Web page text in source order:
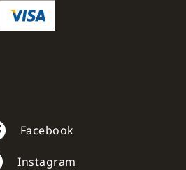
Facebook
Instagram